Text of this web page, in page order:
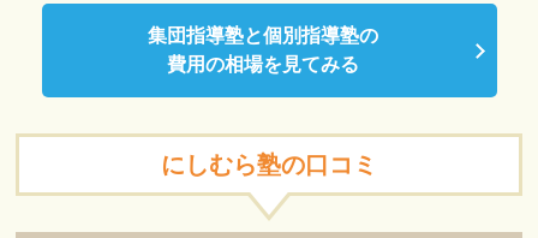
集団指導塾と個別指導塾の
費用の相場を見てみる
にしむら塾の口コミ